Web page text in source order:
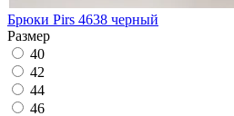
Брюки Pirs 4638 черный
Размер
40
42
44
46